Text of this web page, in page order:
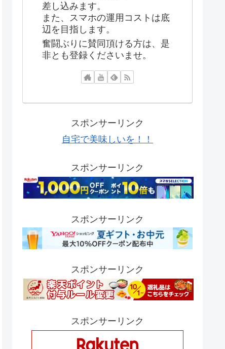
差し込みます。
また、スマホの運用コストは底
辺を目指します。
奮闘ぶりに賛同頂ける方は、是
非とも登録くださいませ。
スポンサーリンク
自宅で美味しいを！！
スポンサーリンク
スポンサーリンク
スポンサーリンク
スポンサーリンク